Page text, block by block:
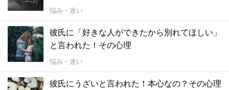
悩み・迷い
彼氏に「好きな人ができたから別れてほしい」
と言われた！その心理
悩み・迷い
彼氏にうざいと言われた！本心なの？その心理